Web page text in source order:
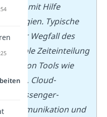
meist mit Hilfe
Typische
der Wegfall des
flexible Zeiteinteilung
von Tools wie
Cloud-
Messenger-
Kommunikation und